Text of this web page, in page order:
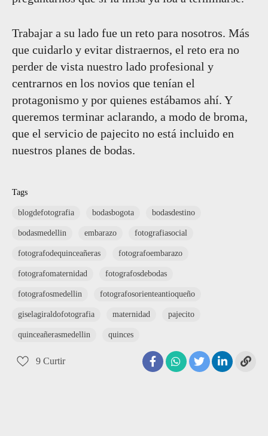
Trabajar a su lado fue un reto para nosotros. Más
que cuidarlo y evitar distraernos, el reto era no
perder de vista nuestro lado profesional y
centrarnos en los novios que tenían el
protagonismo y por quienes estábamos ahí. Y
queremos terminar aclarando, a modo de broma,
que el servicio de pajecito no está incluido en
nuestros planes de bodas.
Tags
blogdefotografia bodasbogota bodasdestino
bodasmedellin embarazo fotografiasocial
fotografodequinceañeras fotografoembarazo
fotografomaternidad fotografosdebodas
fotografosmedellin fotografosorienteantioqueño
giselagiraldofotografia maternidad pajecito
quinceañerasmedellin quinces
9 Curtir